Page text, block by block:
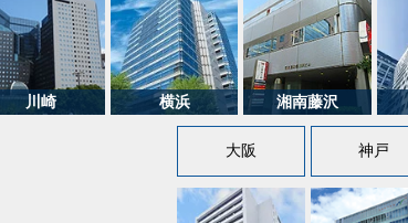
大阪 神戸